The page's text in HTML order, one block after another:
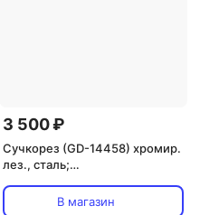
3 500 ₽
Сучкорез (GD-14458) хромир.
лез., сталь;
"Солнечный Сад"
В магазин